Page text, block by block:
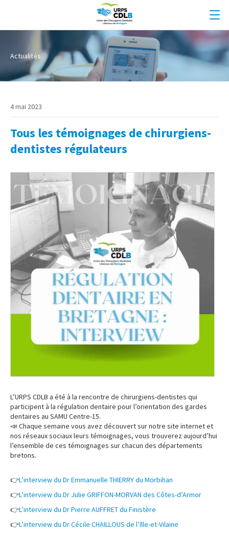
Actualités
4 mai 2023
Tous les témoignages de chirurgiens-
dentistes régulateurs
L’URPS CDLB a été à la rencontre de chirurgiens-dentistes qui
participent à la régulation dentaire pour l’orientation des gardes
dentaires au SAMU Centre-15.
📣 Chaque semaine vous avez découvert sur notre site internet et
nos réseaux sociaux leurs témoignages, vous trouverez aujourd’hui
l’ensemble de ces témoignages sur chacun des départements
bretons.
👉L’interview du Dr Emmanuelle THIERRY du Morbihan
👉L’interview du Dr Julie GRIFFON-MORVAN des Côtes-d’Armor
👉L’interview du Dr Pierre AUFFRET du Finistère
👉L’interview du Dr Cécile CHAILLOUS de l’Ille-et-Vilaine